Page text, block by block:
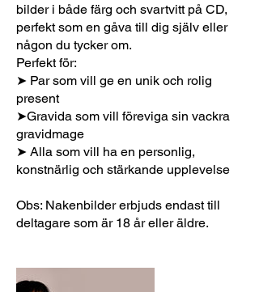
bilder i både färg och svartvitt på CD,
perfekt som en gåva till dig själv eller
någon du tycker om.
Perfekt för:
➤ Par som vill ge en unik och rolig
present
➤Gravida som vill föreviga sin vackra
gravidmage
➤ Alla som vill ha en personlig,
konstnärlig och stärkande upplevelse
Obs: Nakenbilder erbjuds endast till
deltagare som är 18 år eller äldre.